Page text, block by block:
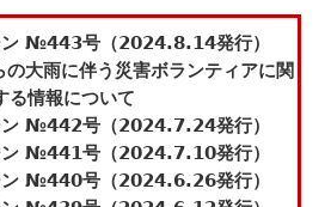
ォ
ー
ム
ン №443号（2024.8.14発行）
大雨に伴う災害ボランティアに関
る情報について
ン №442号（2024.7.24発行）
ン №441号（2024.7.10発行）
ン №440号（2024.6.26発行）